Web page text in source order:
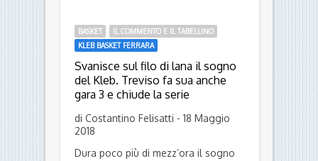
BASKET
IL COMMENTO E IL TABELLINO
KLEB BASKET FERRARA
Svanisce sul filo di lana il sogno
del Kleb. Treviso fa sua anche
gara 3 e chiude la serie
di Costantino Felisatti - 18 Maggio
2018
Dura poco più di mezz’ora il sogno